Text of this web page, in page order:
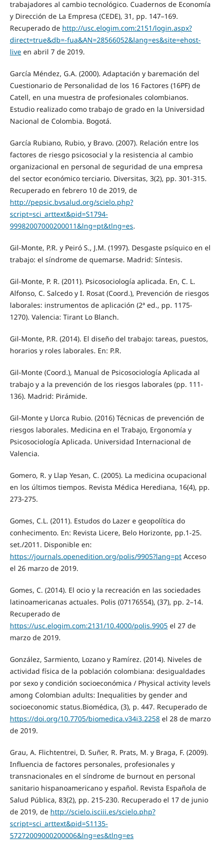
trabajadores al cambio tecnológico. Cuadernos de Economía
y Dirección de La Empresa (CEDE), 31, pp. 147–169.
Recuperado de http://usc.elogim.com:2151/login.aspx?
direct=true&db=-fua&AN=28566052&lang=es&site=ehost-
liveen abril 7 de 2019.
García Méndez, G.A. (2000). Adaptación y baremación del
Cuestionario de Personalidad de los 16 Factores (16PF) de
Catell, en una muestra de profesionales colombianos.
Estudio realizado como trabajo de grado en la Universidad
Nacional de Colombia. Bogotá.
García Rubiano, Rubio, y Bravo. (2007). Relación entre los
factores de riesgo psicosocial y la resistencia al cambio
organizacional en personal de seguridad de una empresa
del sector económico terciario. Diversitas, 3(2), pp. 301-315.
Recuperado en febrero 10 de 2019, de
http://pepsic.bvsalud.org/scielo.php?
script=sci_arttext&pid=S1794-
99982007000200011&lng=pt&tlng=es.
Gil-Monte, P.R. y Peiró S., J.M. (1997). Desgaste psíquico en el
trabajo: el síndrome de quemarse. Madrid: Síntesis.
Gil-Monte, P. R. (2011). Psicosociología aplicada. En, C. L.
Alfonso, C. Salcedo y I. Rosat (Coord.), Prevención de riesgos
laborales: instrumentos de aplicación (2ª ed., pp. 1175-
1270). Valencia: Tirant Lo Blanch.
Gil-Monte, P.R. (2014). El diseño del trabajo: tareas, puestos,
horarios y roles laborales. En: P.R.
Gil-Monte (Coord.), Manual de Psicosociología Aplicada al
trabajo y a la prevención de los riesgos laborales (pp. 111-
136). Madrid: Pirámide.
Gil-Monte y Llorca Rubio. (2016) Técnicas de prevención de
riesgos laborales. Medicina en el Trabajo, Ergonomía y
Psicosociología Aplicada. Universidad Internacional de
Valencia.
Gomero, R. y Llap Yesan, C. (2005). La medicina ocupacional
en los últimos tiempos. Revista Médica Herediana, 16(4), pp.
273-275.
Gomes, C.L. (2011). Estudos do Lazer e geopolítica do
conhecimento. En: Revista Licere, Belo Horizonte, pp.1-25.
set./2011. Disponible en:
https://journals.openedition.org/polis/9905?lang=ptAcceso
el 26 marzo de 2019.
Gomes, C. (2014). El ocio y la recreación en las sociedades
latinoamericanas actuales. Polis (07176554), (37), pp. 2–14.
Recuperado de
https://usc.elogim.com:2131/10.4000/polis.9905el 27 de
marzo de 2019.
González, Sarmiento, Lozano y Ramírez. (2014). Niveles de
actividad física de la población colombiana: desigualdades
por sexo y condición socioeconómica / Physical activity levels
among Colombian adults: Inequalities by gender and
socioeconomic status.Biomédica, (3), p. 447. Recuperado de
https://doi.org/10.7705/biomedica.v34i3.2258el 28 de marzo
de 2019.
Grau, A. Flichtentrei, D. Suñer, R. Prats, M. y Braga, F. (2009).
Influencia de factores personales, profesionales y
transnacionales en el síndrome de burnout en personal
sanitario hispanoamericano y español. Revista Española de
Salud Pública, 83(2), pp. 215-230. Recuperado el 17 de junio
de 2019, de http://scielo.isciii.es/scielo.php?
script=sci_arttext&pid=S1135-
57272009000200006&lng=es&tlng=es